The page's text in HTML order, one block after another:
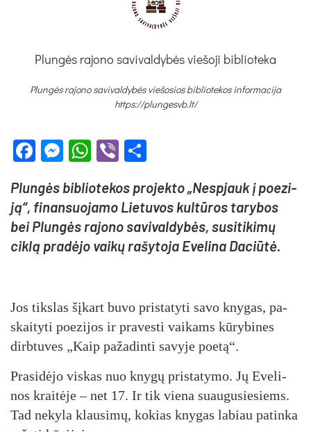
Plungės rajono savivaldybės viešoji biblioteka
Plungės rajono savivaldybės viešosios bibliotekos informacija
https://plungesvb.lt/
Facebook
Messenger
WhatsApp
Viber
Plun­gės bib­lio­te­kos pro­jek­to „Nesp­jauk į poe­zi­
ją“, fi­nan­suo­ja­mo Lie­tu­vos kul­tū­ros ta­ry­bos
bei Plun­gės ra­jo­no sa­vi­val­dy­bės, su­si­ti­ki­mų
cik­lą pra­dė­jo vai­kų ra­šy­to­ja Eve­li­na Da­ciū­tė.
Jos tiks­las šį­kart bu­vo pri­sta­ty­ti sa­vo kny­gas, pa­
skai­ty­ti poe­zi­jos ir pra­ves­ti vai­kams kū­ry­bi­nes
dirb­tu­ves „Kaip pa­ža­din­ti sa­vy­je poe­tą“.
Pra­si­dė­jo vis­kas nuo kny­gų pri­sta­ty­mo. Jų Eve­li­
nos krai­tė­je – net 17. Ir tik vie­na suau­gu­sie­siems.
Tad ne­ky­la klau­si­mų, ko­kias kny­gas la­biau pa­tin­ka